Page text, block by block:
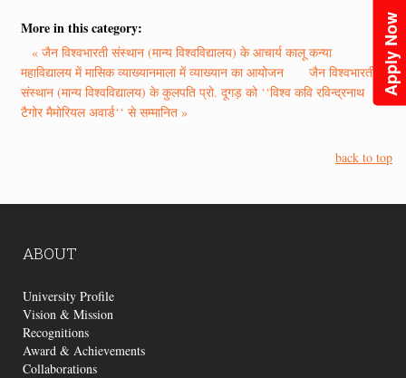
Apply Now
More in this category:
« जैन विश्वभारती संस्थान (मान्य विश्वविद्यालय) के आचार्य कालू कन्या
महाविद्यालय में मासिक व्याख्यानमाला में व्याख्यान का आयोजन
जैन विश्वभारती
संस्थान (मान्य विश्वविद्यालय) के कुलपति प्रो. दूगड़ को ‘‘विश्व कवि रविन्द्रनाथ
टैगोर मैमोरियल अवार्ड‘‘ से सम्मानित »
back to top
ABOUT
University Profile
Vision & Mission
Recognitions
Award & Achievements
Collaborations